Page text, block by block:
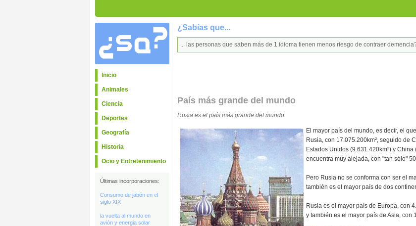
Inicio
Animales
Ciencia
Deportes
Geografía
Historia
Ocio y Entretenimiento
Últimas incorporaciones:
Consumo de jabón en el
siglo XIX
la vuelta al mundo en
avión y energia solar
¿Sabías que...
... las personas que saben más de 1 idioma tienen menos riesgo de contraer
País más grande del mundo
Rusia es el país más grande del mundo.
El mayor país del mundo, es decir, el
Rusia, con 17.075.200km², seguido de
Estados Unidos (9.631.420km²) y China
encuentra muy alejada, con "tan sólo"
Pero Rusia no se conforma con ser el
también es el mayor país de dos
Rusia es el mayor país de Europa, con
y también es el mayor país de Asia, con